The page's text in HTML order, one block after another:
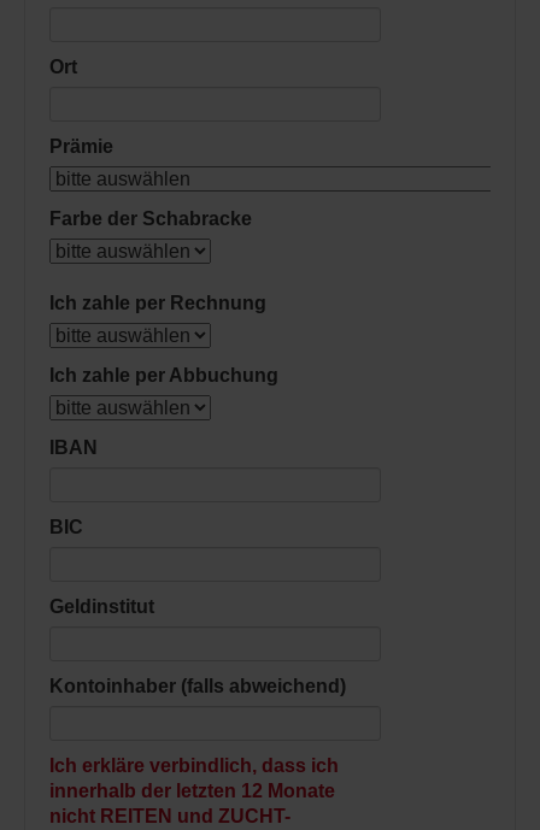
Ort
Prämie
Farbe der Schabracke
Ich zahle per Rechnung
Ich zahle per Abbuchung
IBAN
BIC
Geldinstitut
Kontoinhaber (falls abweichend)
Ich erkläre verbindlich, dass ich
innerhalb der letzten 12 Monate
nicht REITEN und ZUCHT-